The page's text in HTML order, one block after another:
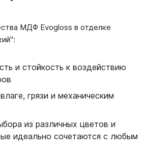
МДФ Evogloss в отделке
и стойкость к воздействию
грязи и механическим
из различных цветов и
идеально сочетаются с любым